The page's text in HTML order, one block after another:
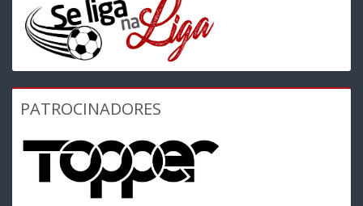
PATROCINADORES